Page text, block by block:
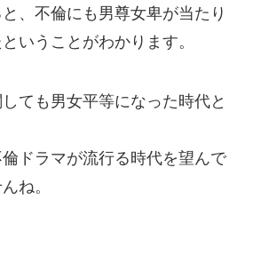
、不倫にも男尊女卑が当たり
いうことがわかります。
ても男女平等になった時代と
ドラマが流行る時代を望んで
ね。